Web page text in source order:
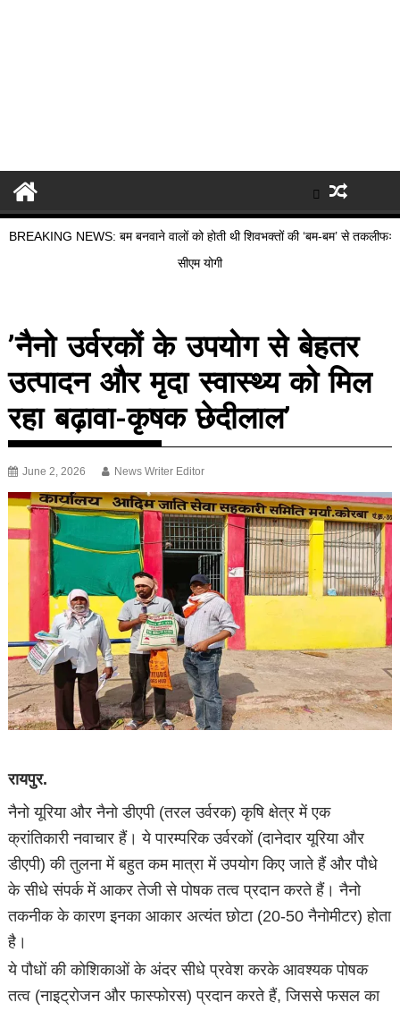
BREAKING NEWS: बम बनवाने वालों को होती थी शिवभक्तों की ‘बम-बम’ से तकलीफः
सीएम योगी
’नैनो उर्वरकों के उपयोग से बेहतर
उत्पादन और मृदा स्वास्थ्य को मिल
रहा बढ़ावा-कृषक छेदीलाल’
June 2, 2026 News Writer Editor
रायपुर.
नैनो यूरिया और नैनो डीएपी (तरल उर्वरक) कृषि क्षेत्र में एक
क्रांतिकारी नवाचार हैं। ये पारम्परिक उर्वरकों (दानेदार यूरिया और
डीएपी) की तुलना में बहुत कम मात्रा में उपयोग किए जाते हैं और पौधे
के सीधे संपर्क में आकर तेजी से पोषक तत्व प्रदान करते हैं। नैनो
तकनीक के कारण इनका आकार अत्यंत छोटा (20-50 नैनोमीटर) होता
है।
ये पौधों की कोशिकाओं के अंदर सीधे प्रवेश करके आवश्यक पोषक
तत्व (नाइट्रोजन और फास्फोरस) प्रदान करते हैं, जिससे फसल का